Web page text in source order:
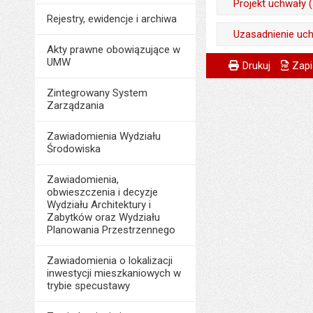
Rejestry, ewidencje i archiwa
Akty prawne obowiązujące w
UMW
Zintegrowany System
Zarządzania
Zawiadomienia Wydziału
Środowiska
Zawiadomienia,
obwieszczenia i decyzje
Wydziału Architektury i
Zabytków oraz Wydziału
Planowania Przestrzennego
Zawiadomienia o lokalizacji
inwestycji mieszkaniowych w
trybie specustawy
Opublikował w BIP:
Data
Liczba pobrań:
Data
Projekt uchwały
Odpowiedzialny
Data wytworzenia:
Opublikował w BIP:
Uzasadnienie
Odpowiedzialny za
Data wytworzenia:
Metryczka
Odpowiedzialny
Powiadom
Drukuj